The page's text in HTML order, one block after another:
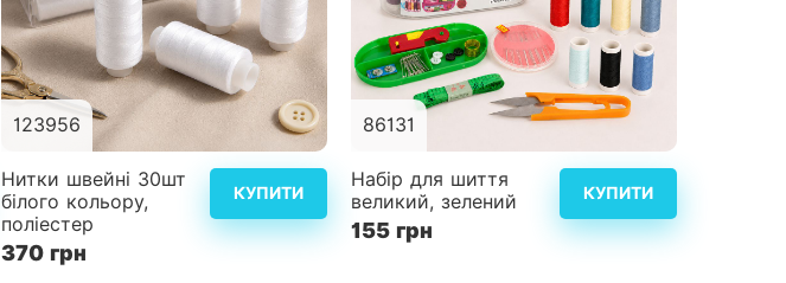
123956
Нитки швейні 30шт
білого кольору,
поліестер
370 грн
КУПИТИ
86131
Набір для шиття
великий, зелений
155 грн
КУПИТИ